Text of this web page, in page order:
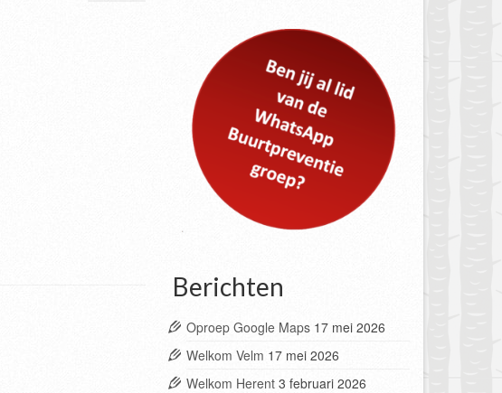
Berichten
Oproep Google Maps 17 mei 2026
Welkom Velm 17 mei 2026
Welkom Herent 3 februari 2026